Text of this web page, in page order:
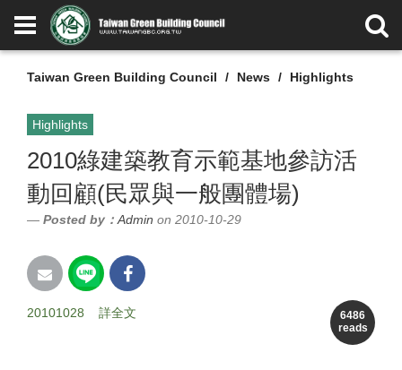
Taiwan Green Building Council News Highlights
Highlights
2010綠建築教育示範基地參訪活
動回顧(民眾與一般團體場)
Posted by： Admin on 2010-10-29
6486
reads
20101028 詳全文